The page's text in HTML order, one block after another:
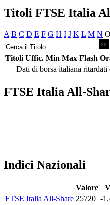
Titoli FTSE Italia
A B C D E F G H I J K L M N O
Titoli Uffic. Min Max Flash
Dati di borsa italiana ritardati
FTSE Italia All-
Indici Nazionali
Valore
FTSE Italia All-Share 25720 -